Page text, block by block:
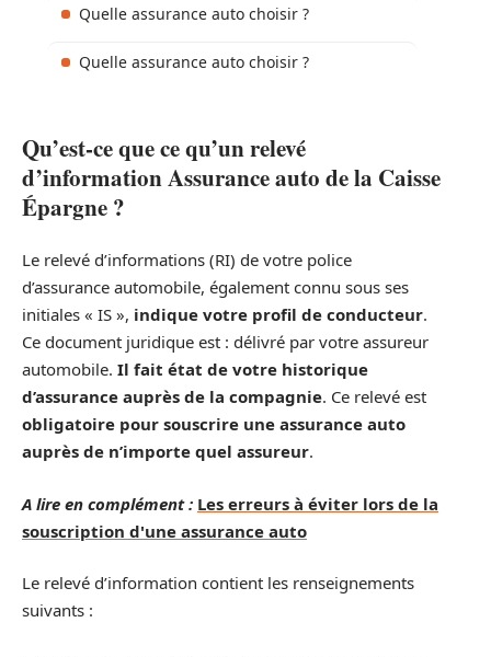
Quelle assurance auto choisir ?
Quelle assurance auto choisir ?
Qu’est-ce que ce qu’un relevé
d’information Assurance auto de la Caisse
Épargne ?
Le relevé d’informations (RI) de votre police
d’assurance automobile, également connu sous ses
initiales « IS », indique votre profil de conducteur.
Ce document juridique est : délivré par votre assureur
automobile. Il fait état de votre historique
d’assurance auprès de la compagnie. Ce relevé est
obligatoire pour souscrire une assurance auto
auprès de n’importe quel assureur.
A lire en complément : Les erreurs à éviter lors de la
souscription d'une assurance auto
Le relevé d’information contient les renseignements
suivants :